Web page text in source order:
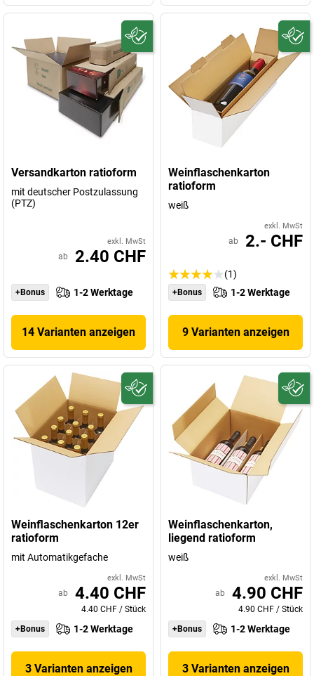
Versandkarton ratioform
mit deutscher Postzulassung
(PTZ)
exkl. MwSt
ab 2.40 CHF
+Bonus 1-2 Werktage
14 Varianten anzeigen
Weinflaschenkarton
ratioform
weiß
exkl. MwSt
ab 2.- CHF
(1)
+Bonus 1-2 Werktage
9 Varianten anzeigen
Weinflaschenkarton 12er
ratioform
mit Automatikgefache
exkl. MwSt
ab 4.40 CHF
4.40 CHF / Stück
+Bonus
1-2 Werktage
3 Varianten anzeigen
Weinflaschenkarton,
liegend ratioform
weiß
exkl. MwSt
ab 4.90 CHF
4.90 CHF / Stück
+Bonus
1-2 Werktage
3 Varianten anzeigen